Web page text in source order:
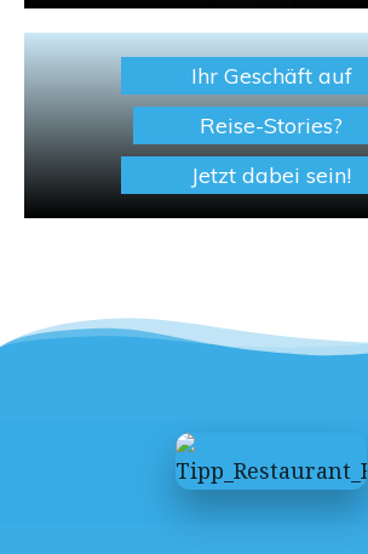
Ihr Geschäft auf
Reise-Stories?
Jetzt dabei sein!